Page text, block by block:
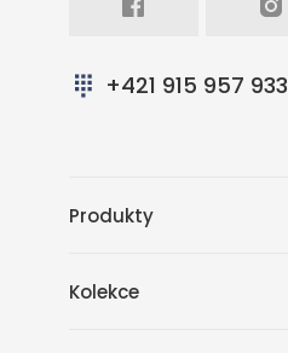
+421 915 957 933
Produkty
Kolekce